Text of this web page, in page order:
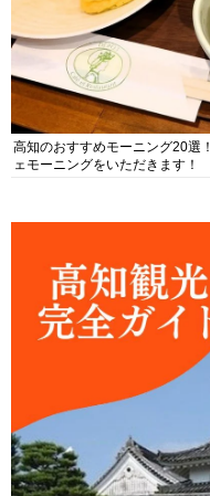
高知のおすすめモーニング20選
ェモーニングをいただきます！